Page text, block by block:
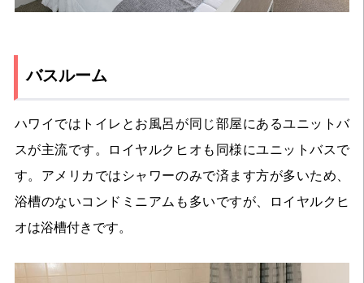
バスルーム
ハワイではトイレとお風呂が同じ部屋にあるユニットバ
スが主流です。ロイヤルクヒオも同様にユニットバスで
す。アメリカではシャワーのみで済ます方が多いため、
浴槽のないコンドミニアムも多いですが、ロイヤルクヒ
オは浴槽付きです。